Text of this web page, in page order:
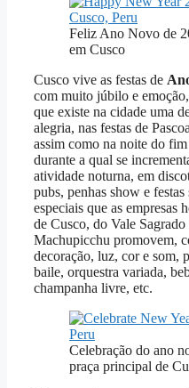
Feliz Ano Novo de
em Cusco
Cusco vive as festas de
com muito júbilo e
que existe na cidade uma
alegria, nas festas de
assim como na noite do fim
durante a qual se
atividade noturna, em
pubs, penhas show e festas
especiais que as empresas
de Cusco, do Vale Sagrado
Machupicchu promovem,
decoração, luz, cor e som,
baile, orquestra variada,
champanha livre, etc.
Celebração do ano
praça principal de